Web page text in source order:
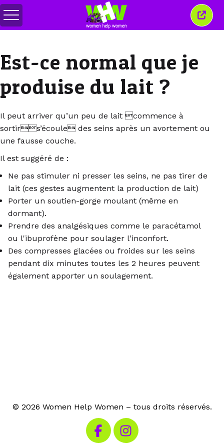
Basculer
le
cette
Est-ce normal que je
produise du lait ?
Il peut arriver qu’un peu de lait commence à
sortirs’écoule des seins après un avortement ou
une fausse couche.
Il est suggéré de :
Ne pas stimuler ni presser les seins, ne pas tirer de
lait (ces gestes augmentent la production de lait)
Porter un soutien-gorge moulant (même en
dormant).
Prendre des analgésiques comme le paracétamol
ou l'ibuprofène pour soulager l'inconfort.
Des compresses glacées ou froides sur les seins
pendant dix minutes toutes les 2 heures peuvent
également apporter un soulagement.
© 2026 Women Help Women – tous droits réservés.
Visitez notre Facebook
Visitez notre Instagram